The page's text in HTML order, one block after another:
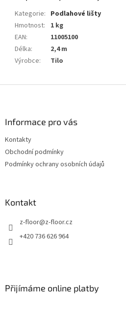
Kategorie: Podlahové lišty
Hmotnost:
1 kg
EAN:
11005100
Délka:
2,4 m
Výrobce: Tilo
Informace pro vás
Kontakty
Obchodní podmínky
Podmínky ochrany osobních údajů
Kontakt
z-floor@z-floor.cz
+420 736 626 964
Přijímáme online platby